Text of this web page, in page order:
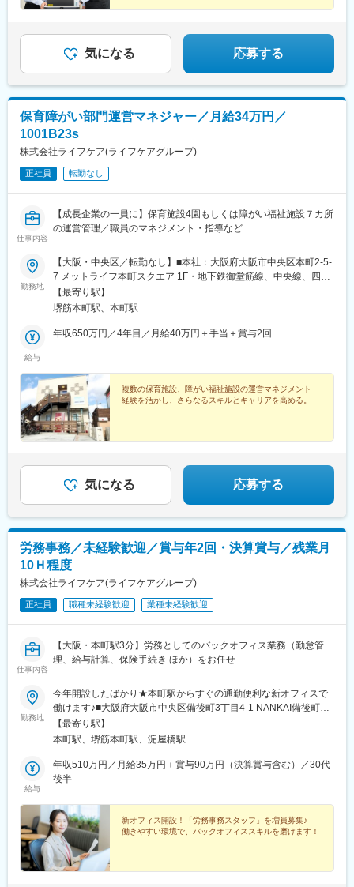
気になる 応募する
保育障がい部門運営マネジャー／月給34万円／
1001B23s
株式会社ライフケア(ライフケアグループ)
正社員 転勤なし
仕事内容
【成長企業の一員に】保育施設4園もしくは障がい福祉施設７カ所
の運営管理／職員のマネジメント・指導など
勤務地
【大阪・中央区／転勤なし】■本社：大阪府大阪市中央区本町2-5-
7 メットライフ本町スクエア 1F・地下鉄御堂筋線、中央線、四つ
橋線「堺筋本町駅」徒歩3分・堺筋線、中央線「本町駅」徒歩4分
※受動喫煙対策：屋内全面禁煙
【最寄り駅】
堺筋本町駅、本町駅
給与
年収650万円／4年目／月給40万円＋手当＋賞与2回
複数の保育施設、障がい福祉施設の運営マネジメント
経験を活かし、さらなるスキルとキャリアを高める。
気になる 応募する
労務事務／未経験歓迎／賞与年2回・決算賞与／残業月
10Ｈ程度
株式会社ライフケア(ライフケアグループ)
正社員 職種未経験歓迎 業種未経験歓迎
仕事内容
【大阪・本町駅3分】労務としてのバックオフィス業務（勤怠管
理、給与計算、保険手続き ほか）をお任せ
勤務地
今年開設したばかり★本町駅からすぐの通勤便利な新オフィスで
働けます♪■大阪府大阪市中央区備後町3丁目4-1 NANKAI備後町ビ
ル2階・大阪メトロ御堂筋本線「本町駅」より徒歩3分・大阪メト
ロ中央線「堺筋本町駅」より徒歩5分※受動喫煙対策：屋内全面禁
【最寄り駅】
本町駅、堺筋本町駅、淀屋橋駅
給与
年収510万円／月給35万円＋賞与90万円（決算賞与含む）／30代
後半
新オフィス開設！「労務事務スタッフ」を増員募集♪
働きやすい環境で、バックオフィススキルを磨けます！